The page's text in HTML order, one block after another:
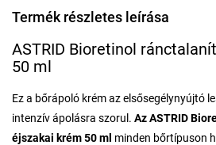
Termék részletes leírása
ASTRID Bioretinol
50 ml
Ez a bőrápoló krém az elsősegélynyújtó
intenzív ápolásra szorul. Az ASTRID
éjszakai krém 50 ml minden bőrtípuson